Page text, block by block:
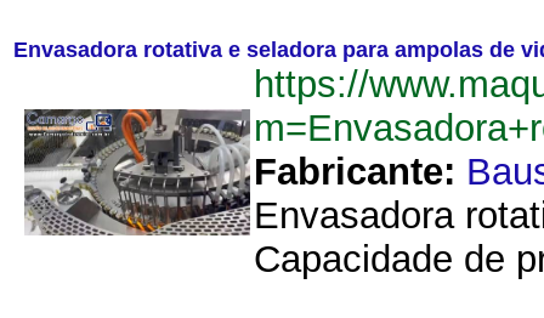
Envasadora rotativa e seladora para ampolas de
https://
Fabricante:
Envasadora
Capacidade de